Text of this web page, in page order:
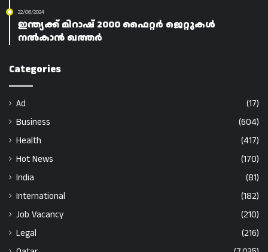
22/06/2024
ഇന്ത്യക്ക് മിറാഷ് 2000 ഫൈറ്റർ ജെറ്റുകൾ
നൽകാൻ ഖത്തർ
Categories
Ad
(17)
Business
(604)
Health
(417)
Hot News
(170)
India
(81)
International
(182)
Job Vacancy
(210)
Legal
(216)